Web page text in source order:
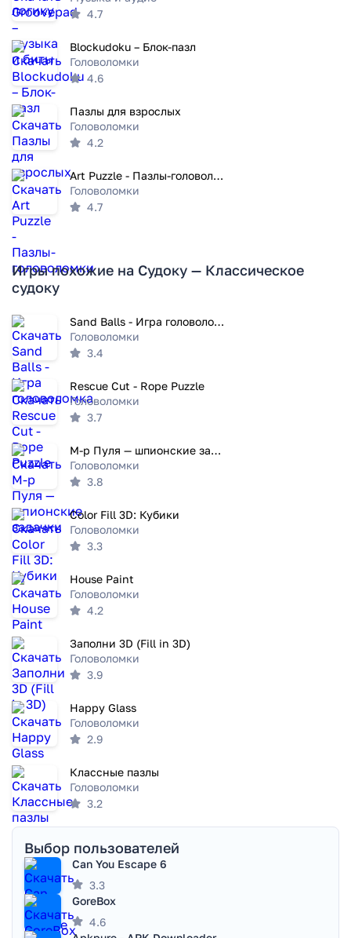
4.7
Blockudoku – Блок-пазл
Головоломки
4.6
Пазлы для взрослых
Головоломки
4.2
Art Puzzle - Пазлы-головоломки
Головоломки
4.7
Игры похожие на Судоку — Классическое
судоку
Sand Balls - Игра головоломка
Головоломки
3.4
Rescue Cut - Rope Puzzle
Головоломки
3.7
М-р Пуля — шпионские задачки
Головоломки
3.8
Color Fill 3D: Кубики
Головоломки
3.3
House Paint
Головоломки
4.2
Заполни 3D (Fill in 3D)
Головоломки
3.9
Happy Glass
Головоломки
2.9
Классные пазлы
Головоломки
3.2
Выбор пользователей
Can You Escape 6
3.3
GoreBox
4.6